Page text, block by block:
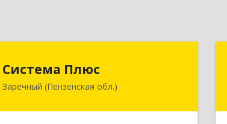
Система Плюс
Заречный (Пензенская обл.)
442960, Пензенская обл, Заречный г,